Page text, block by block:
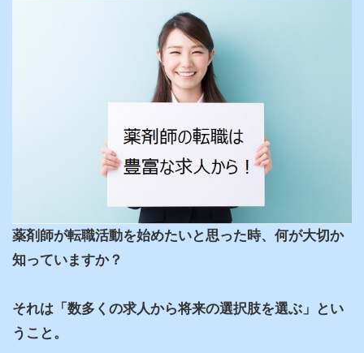
薬剤師が転職活動を始めたいと思った時、何が大切か
知っていますか？
それは「数多くの求人から将来の選択肢を選ぶ」とい
うこと。